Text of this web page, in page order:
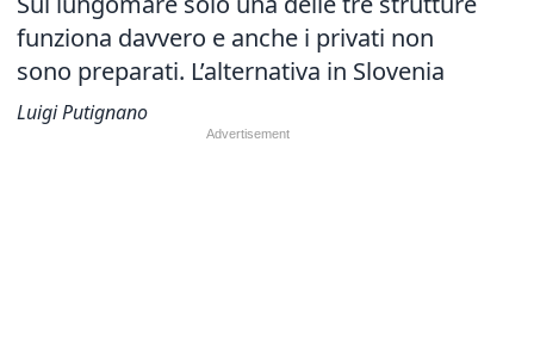
funziona davvero e anche i privati non
sono preparati. L’alternativa in Slovenia
Luigi Putignano